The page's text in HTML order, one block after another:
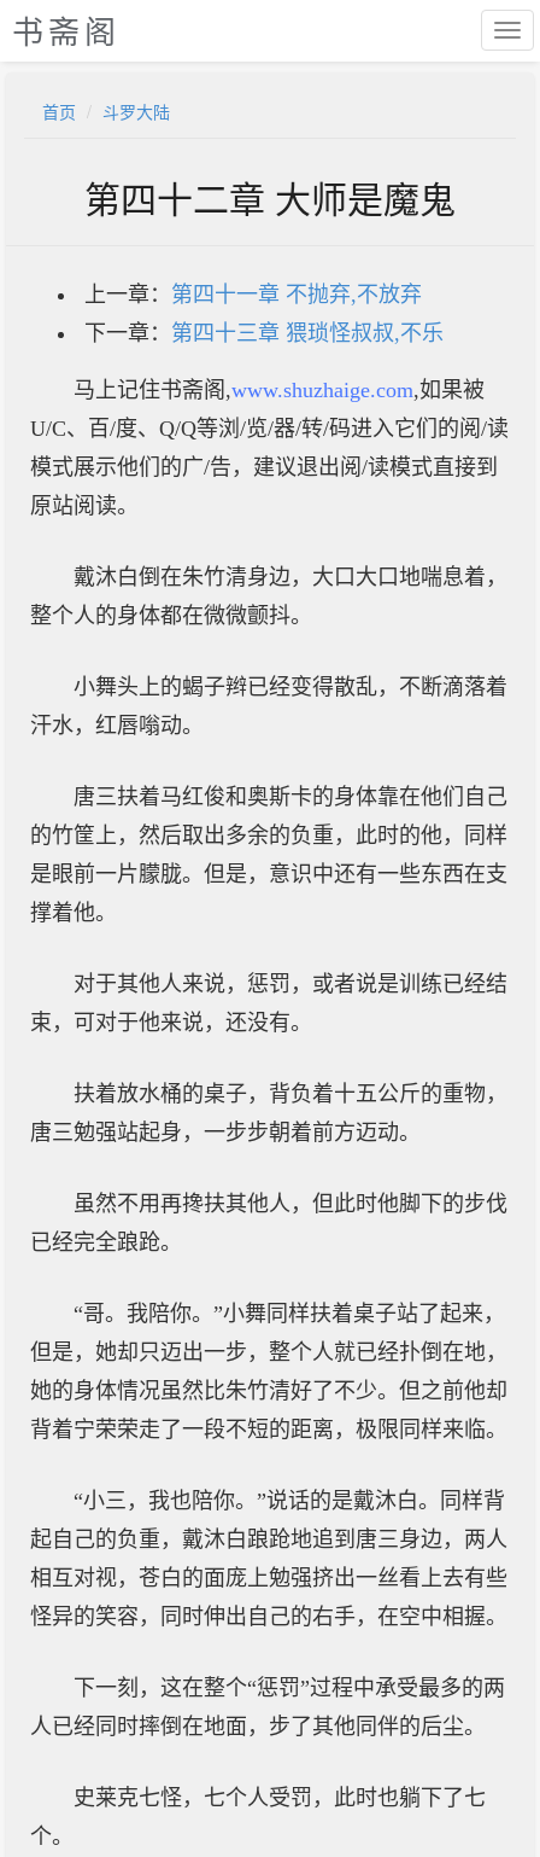
书斋阁
首页 斗罗大陆
第四十二章 大师是魔鬼
上一章： 第四十一章 不抛弃,不放弃
下一章： 第四十三章 猥琐怪叔叔,不乐
马上记住书斋阁,www.shuzhaige.com,如果被
U/C、百/度、Q/Q等浏/览/器/转/码进入它们的阅/读
模式展示他们的广/告，建议退出阅/读模式直接到
原站阅读。
戴沐白倒在朱竹清身边，大口大口地喘息着，
整个人的身体都在微微颤抖。
小舞头上的蝎子辫已经变得散乱，不断滴落着
汗水，红唇嗡动。
唐三扶着马红俊和奥斯卡的身体靠在他们自己
的竹筐上，然后取出多余的负重，此时的他，同样
是眼前一片朦胧。但是，意识中还有一些东西在支
撑着他。
对于其他人来说，惩罚，或者说是训练已经结
束，可对于他来说，还没有。
扶着放水桶的桌子，背负着十五公斤的重物，
唐三勉强站起身，一步步朝着前方迈动。
虽然不用再搀扶其他人，但此时他脚下的步伐
已经完全踉跄。
“哥。我陪你。”小舞同样扶着桌子站了起来，
但是，她却只迈出一步，整个人就已经扑倒在地，
她的身体情况虽然比朱竹清好了不少。但之前他却
背着宁荣荣走了一段不短的距离，极限同样来临。
“小三，我也陪你。”说话的是戴沐白。同样背
起自己的负重，戴沐白踉跄地追到唐三身边，两人
相互对视，苍白的面庞上勉强挤出一丝看上去有些
怪异的笑容，同时伸出自己的右手，在空中相握。
下一刻，这在整个“惩罚”过程中承受最多的两
人已经同时摔倒在地面，步了其他同伴的后尘。
史莱克七怪，七个人受罚，此时也躺下了七
个。